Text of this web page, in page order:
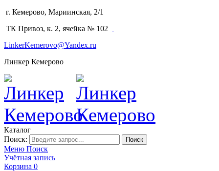
г. Кемерово, Мариинская, 2/1
ТК Привоз, к. 2, ячейка № 102
LinkerKemerovo@Yandex.ru
Линкер Кемерово
Каталог
Поиск:
Поиск
Меню Поиск
Учётная запись
Корзина 0